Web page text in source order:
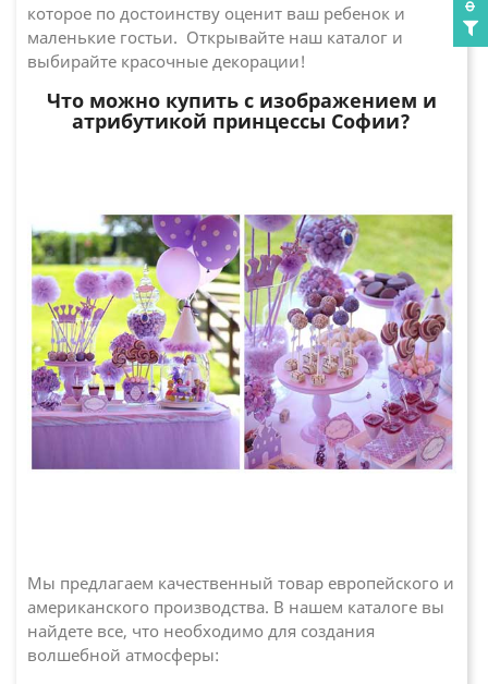
которое по достоинству оценит ваш ребенок и
маленькие гостьи. Открывайте наш каталог и
выбирайте красочные декорации!
Что можно купить с изображением и
атрибутикой принцессы Софии?
Мы предлагаем качественный товар европейского и
американского производства. В нашем каталоге вы
найдете все, что необходимо для создания
волшебной атмосферы: